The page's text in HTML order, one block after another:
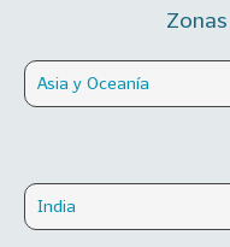
Asia y Oceanía
India